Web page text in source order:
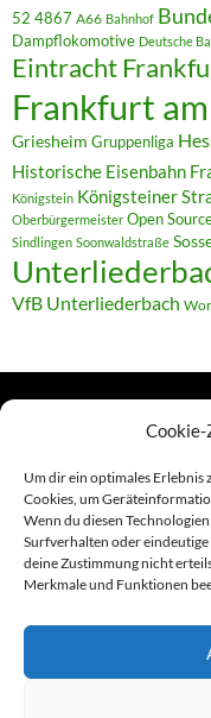
Um dir ein optimales
Cookies, um
Wenn du diesen
Surfverhalten oder
deine Zustimmung nicht
Merkmale und Funktionen
52 4867 A66 Bahnhof
Dampflokomotive Deutsche
Eintracht
Frankfurt
Griesheim Gruppenliga
Historische Eisenbahn
Königstein Königsteiner
Oberbürgermeister Open
Sindlingen Soonwaldstraße
VfB Unterliederbach
Links
Amiga (alt in Seite)
Amiga-News
Foto-Spaziergänge